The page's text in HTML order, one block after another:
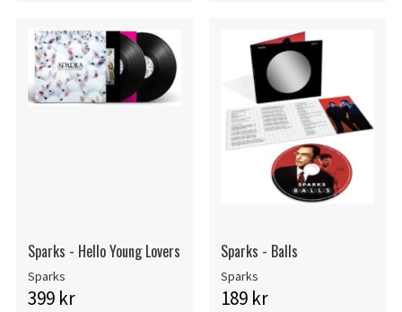
Sparks - Hello Young Lovers
Sparks
399 kr
Sparks - Balls
Sparks
189 kr